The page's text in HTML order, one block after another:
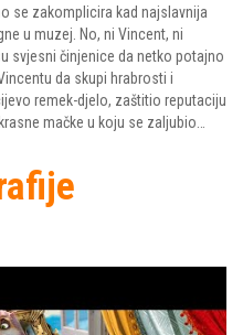
se zakomplicira kad najslavnija
u muzej. No, ni Vincent, ni
svjesni činjenice da netko potajno
da skupi hrabrosti i
remek-djelo, zaštitio reputaciju
mačke u koju se zaljubio…